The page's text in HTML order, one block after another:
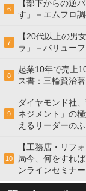
6
【部下からの逆
す」－エムフロ
7
【20代以上の男
ラ」－バリュー
8
起業10年で売上
ス書：三輪賢治
9
ダイヤモンド社
ネジメント」の
えるリーダーの
10
【工務店・リフ
局今、何をすれ
ンラインセミナ